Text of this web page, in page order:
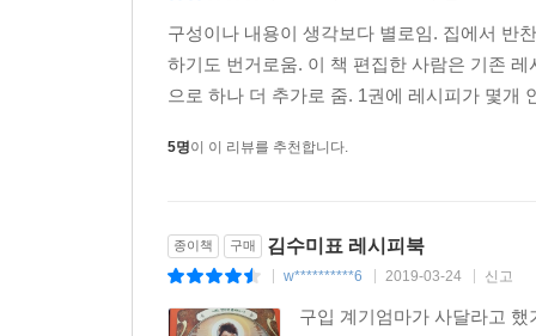
구성이나 내용이 생각보다 별로임. 집에서 반
하기도 번거로움. 이 책 편집한 사람은 기존
으로 하나 더 추가로 줌. 1권에 레시피가 몇개
5명이 이 리뷰를 추천합니다.
종이책 구매 김수미표 레시피북
w**********6 2019-03-24 신고
구입 계기엄마가 사달라고